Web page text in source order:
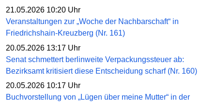
21.05.2026 10:20 Uhr
Veranstaltungen zur „Woche der Nachbarschaft“ in
Friedrichshain-Kreuzberg (Nr. 161)
20.05.2026 13:17 Uhr
Senat schmettert berlinweite Verpackungssteuer ab:
Bezirksamt kritisiert diese Entscheidung scharf (Nr. 160)
20.05.2026 10:17 Uhr
Buchvorstellung von „Lügen über meine Mutter“ in der